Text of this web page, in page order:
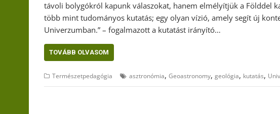
távoli bolygókról kapunk válaszokat, hanem elmélyítjük a Földdel
több mint tudományos kutatás; egy olyan vízió, amely segít új
Univerzumban.” – fogalmazott a kutatást irányító…
TOVÁBB OLVASOM
Természetpedagógia asztronómia, Geoastronomy, geológia, kutatás,